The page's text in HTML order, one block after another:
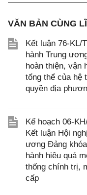
VĂN BẢN CÙNG
Kết luận 76-KL/
hành Trung
hoàn thiện, vận
tổng thể của hệ
quyền địa
Kế hoạch 06-
Kết luận Hội
ương Đảng
hành hiệu quả
thống chính trị,
cấp